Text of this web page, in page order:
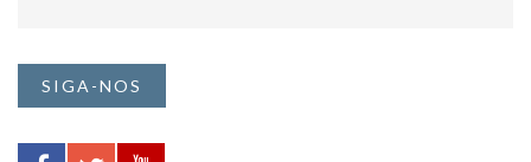
SIGA-NOS